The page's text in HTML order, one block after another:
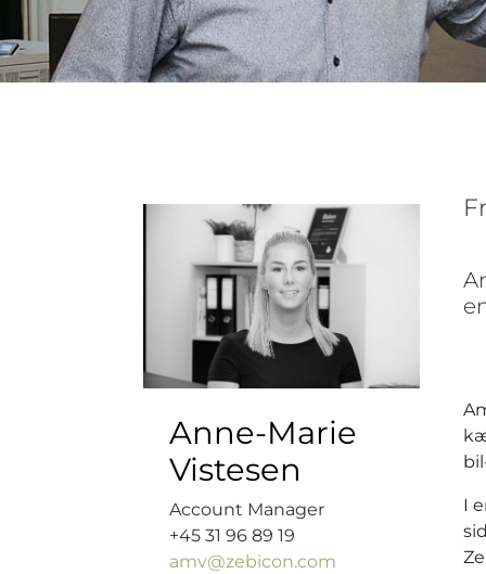
I
Anne-Marie
Vistesen
Account Manager
+45 31 96 89 19
amv@zebicon.com